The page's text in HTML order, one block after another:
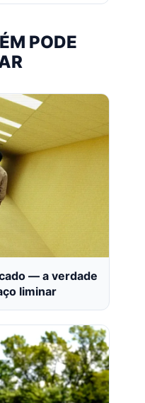
PODE
— a verdade
liminar